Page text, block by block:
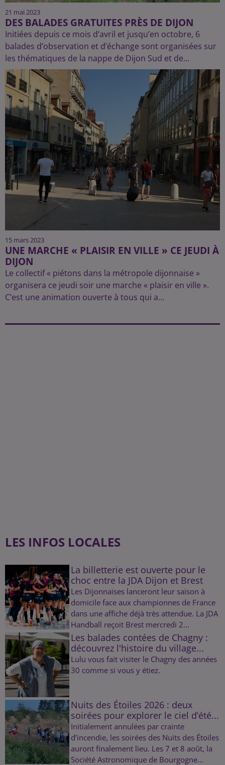
21 mai 2023
DES BALADES GRATUITES PRÈS DE DIJON
Initiées depuis ce mois d’avril et jusqu’en octobre, 6
balades d’observation et d’échange sont organisées sur
les thématiques de la nappe de Dijon Sud et de...
15 mars 2023
UNE MARCHE « PLAISIR EN VILLE » CE JEUDI À
DIJON
Le collectif « piétons dans la métropole dijonnaise »
organisera ce jeudi soir une marche « plaisir en ville ».
C’est une animation ouverte à tous qui a...
LES INFOS LOCALES
La billetterie est ouverte pour le
choc entre la JDA Dijon et Brest
Les Dijonnaises lanceront leur saison à
domicile face aux championnes de France
dans une affiche déjà très attendue. La JDA
Handball reçoit Brest mercredi 2...
Les balades contées de Chagny :
découvrez l'histoire du village...
Lulu vous fait visiter le Chagny des années
30 comme si vous y étiez.
Nuits des Étoiles 2026 : deux
soirées pour explorer le ciel d’été...
Initialement annulées par crainte
d’incendie, les soirées des Nuits des Étoiles
auront finalement lieu. Les 7 et 8 août, la
Société Astronomique de Bourgogne...